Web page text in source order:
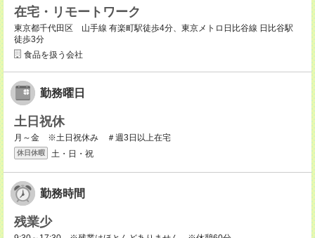
在宅・リモートワーク
東京都千代田区 山手線 有楽町駅徒歩4分、東京メトロ日比谷線 日比谷駅
徒歩3分
食品を扱う会社
勤務曜日
土日祝休
月～金 ※土日祝休み ＃週3日以上在宅
休日休暇 土・日・祝
勤務時間
残業少